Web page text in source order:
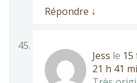
Répondre ↓
Jess le 15
21 h 41